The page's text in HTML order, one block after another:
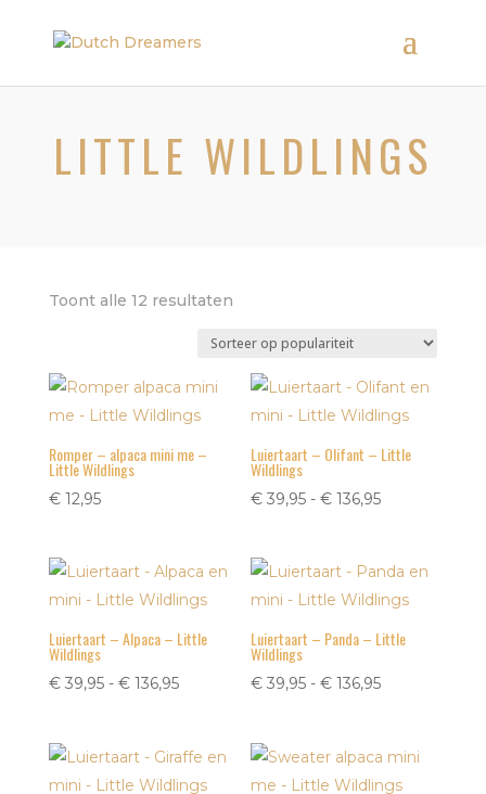
LITTLE WILDLINGS
Toont alle 12 resultatenGesorteerd
populariteit
Romper – alpaca mini me –
Little Wildlings
€12,95
Luiertaart – Olifant – Little
Wildlings
€ 39,95 - € 136,95Prijsklasse:
€ 136,95
Luiertaart – Alpaca – Little
Wildlings
€39,95 - €136,95Prijsklasse:
€ 136,95
Luiertaart – Panda – Little
Wildlings
€ 39,95 - € 136,95Prijsklasse:
€ 136,95